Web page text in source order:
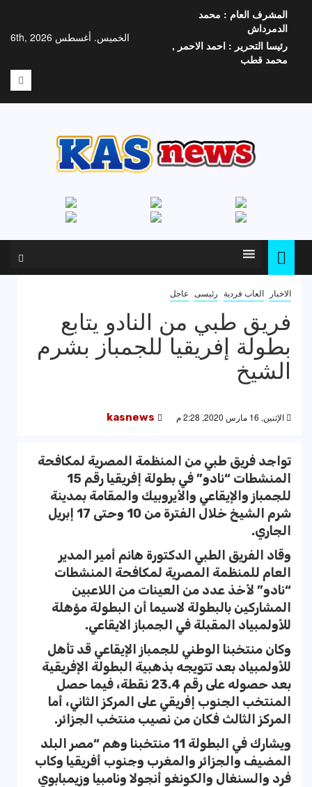
المحتوى
الخميس. أغسطس 6th, 2026
المشرف العام : محمد
الدمرداش
رئيسا التحرير : احمد الاحمر ,
محمد قطب
F
الاخبار العاب فردية رئيسى عاجل
فريق طبي من النادو يتابع
بطولة إفريقيا للجمباز بشرم
الشيخ
الإثنين, 16 مارس 2020, 2:28 م kasnews
تواجد فريق طبي من المنظمة المصرية لمكافحة
المنشطات “نادو” في بطولة إفريقيا رقم 15
للجمباز والإيقاعي والأيروبيك والمقامة بمدينة
شرم الشيخ خلال الفترة من 10 وحتى 17 إبريل
الجاري.
وقاد الفريق الطبي الدكتورة هانم أمير المدير
العام للمنظمة المصرية لمكافحة المنشطات
“نادو” لأخذ عدد من العينات من اللاعبين
المشاركين بالبطولة لاسيما أن البطولة مؤهلة
للأولمبياد المقبلة في الجمباز الايقاعي.
وكان منتخبنا الوطني للجمباز الإيقاعي قد تأهل
للأولمبياد بعد تتويجه بذهبية البطولة الإفريقية
بعد حصوله على رقم 23.4 نقطة، فيما حصل
المنتخب الجنوب إفريقي على المركز الثاني، أما
المركز الثالث فكان من نصيب منتخب الجزائر.
ويشارك في البطولة 11 منتخبنا وهم “مصر البلد
المضيف والجزائر والمغرب وجنوب أفريقيا وكاب
فرد والسنغال والكونغو أنجولا ونامبيا وزيمبابوي